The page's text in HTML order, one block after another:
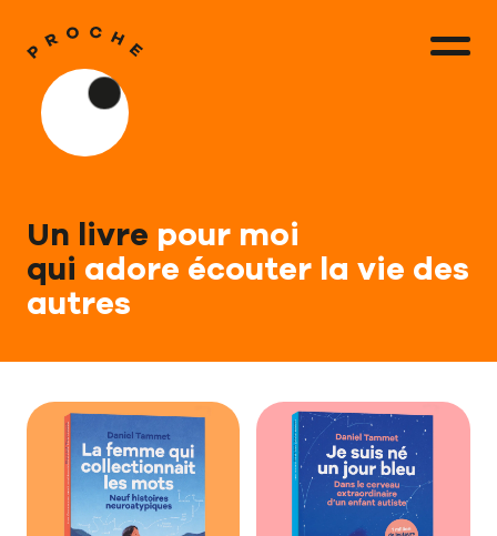
Un livre pour moi
qui adore écouter la vie des
autres